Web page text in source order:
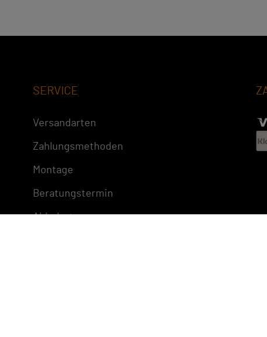
SERVICE
Versandarten
Zahlungsmethoden
Montage
Beratungstermin
Abholorte